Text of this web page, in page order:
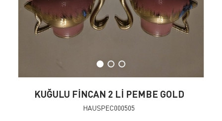
KUĞULU FİNCAN 2 Lİ PEMBE GOLD
HAUSPEC000505